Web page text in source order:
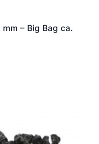
– Big Bag ca.